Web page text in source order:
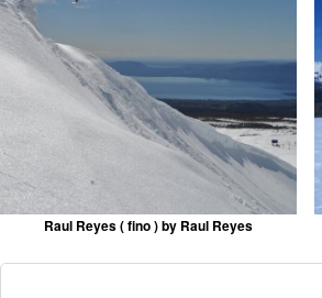
Raul Reyes ( fino ) by Raul Reyes